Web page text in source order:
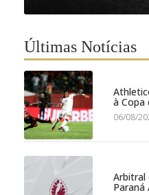
Últimas Notícias
à Copa
06/08/
Arbitral
Paraná